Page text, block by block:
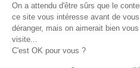
On a attendu d'être sûrs que le
ce site vous intéresse avant de vous
déranger, mais on aimerait bien
visite...
C'est OK pour vous ?